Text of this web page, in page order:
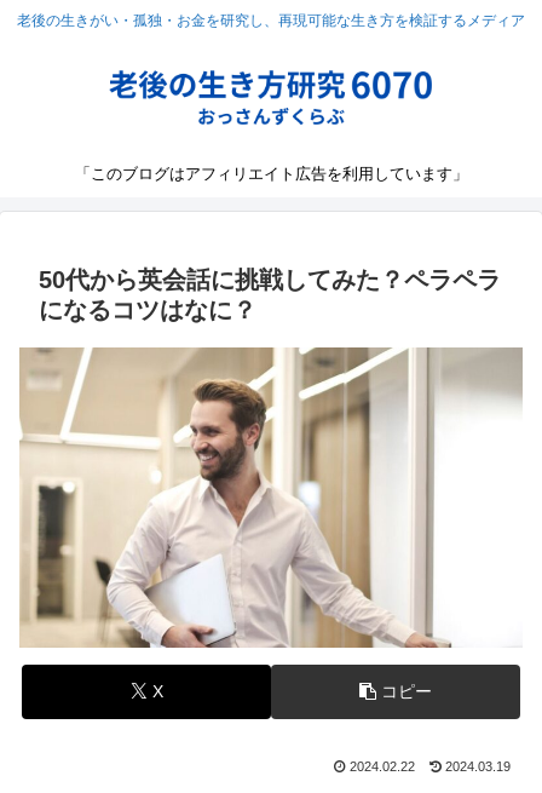
老後の生きがい・孤独・お金を研究し、再現可能な生き方を検証するメディア
「このブログはアフィリエイト広告を利用しています」
50代から英会話に挑戦してみた？ペラペラ
になるコツはなに？
X コピー
2024.02.22 2024.03.19